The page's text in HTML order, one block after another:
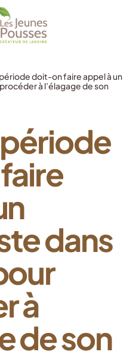
doit-on faire appel à un
à l’élagage de son
dans
à
de son